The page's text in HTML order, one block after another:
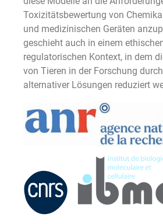
Toxizitätsbewertung von
und medizinischen Geräten
geschieht auch in einem
regulatorischen Kontext, in dem
von Tieren in der Forschung
alternativer Lösungen reduziert